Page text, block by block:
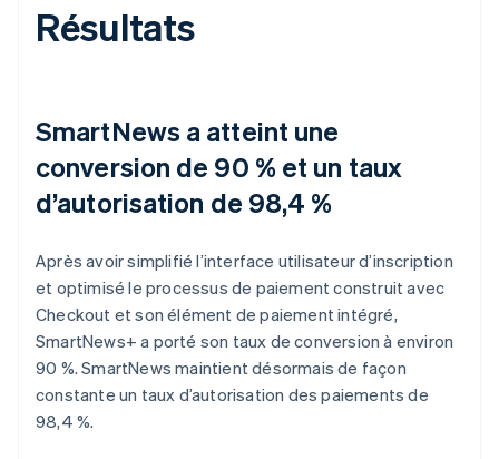
Résultats
SmartNews a atteint une
conversion de 90 % et un taux
d’autorisation de 98,4 %
Après avoir simplifié l’interface utilisateur d’inscription
et optimisé le processus de paiement construit avec
Checkout et son élément de paiement intégré,
SmartNews+ a porté son taux de conversion à environ
90 %. SmartNews maintient désormais de façon
constante un taux d’autorisation des paiements de
98,4 %.